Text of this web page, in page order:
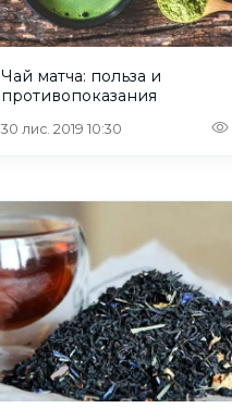
Чай матча: польза и
противопоказания
30 лис. 2019 10:30